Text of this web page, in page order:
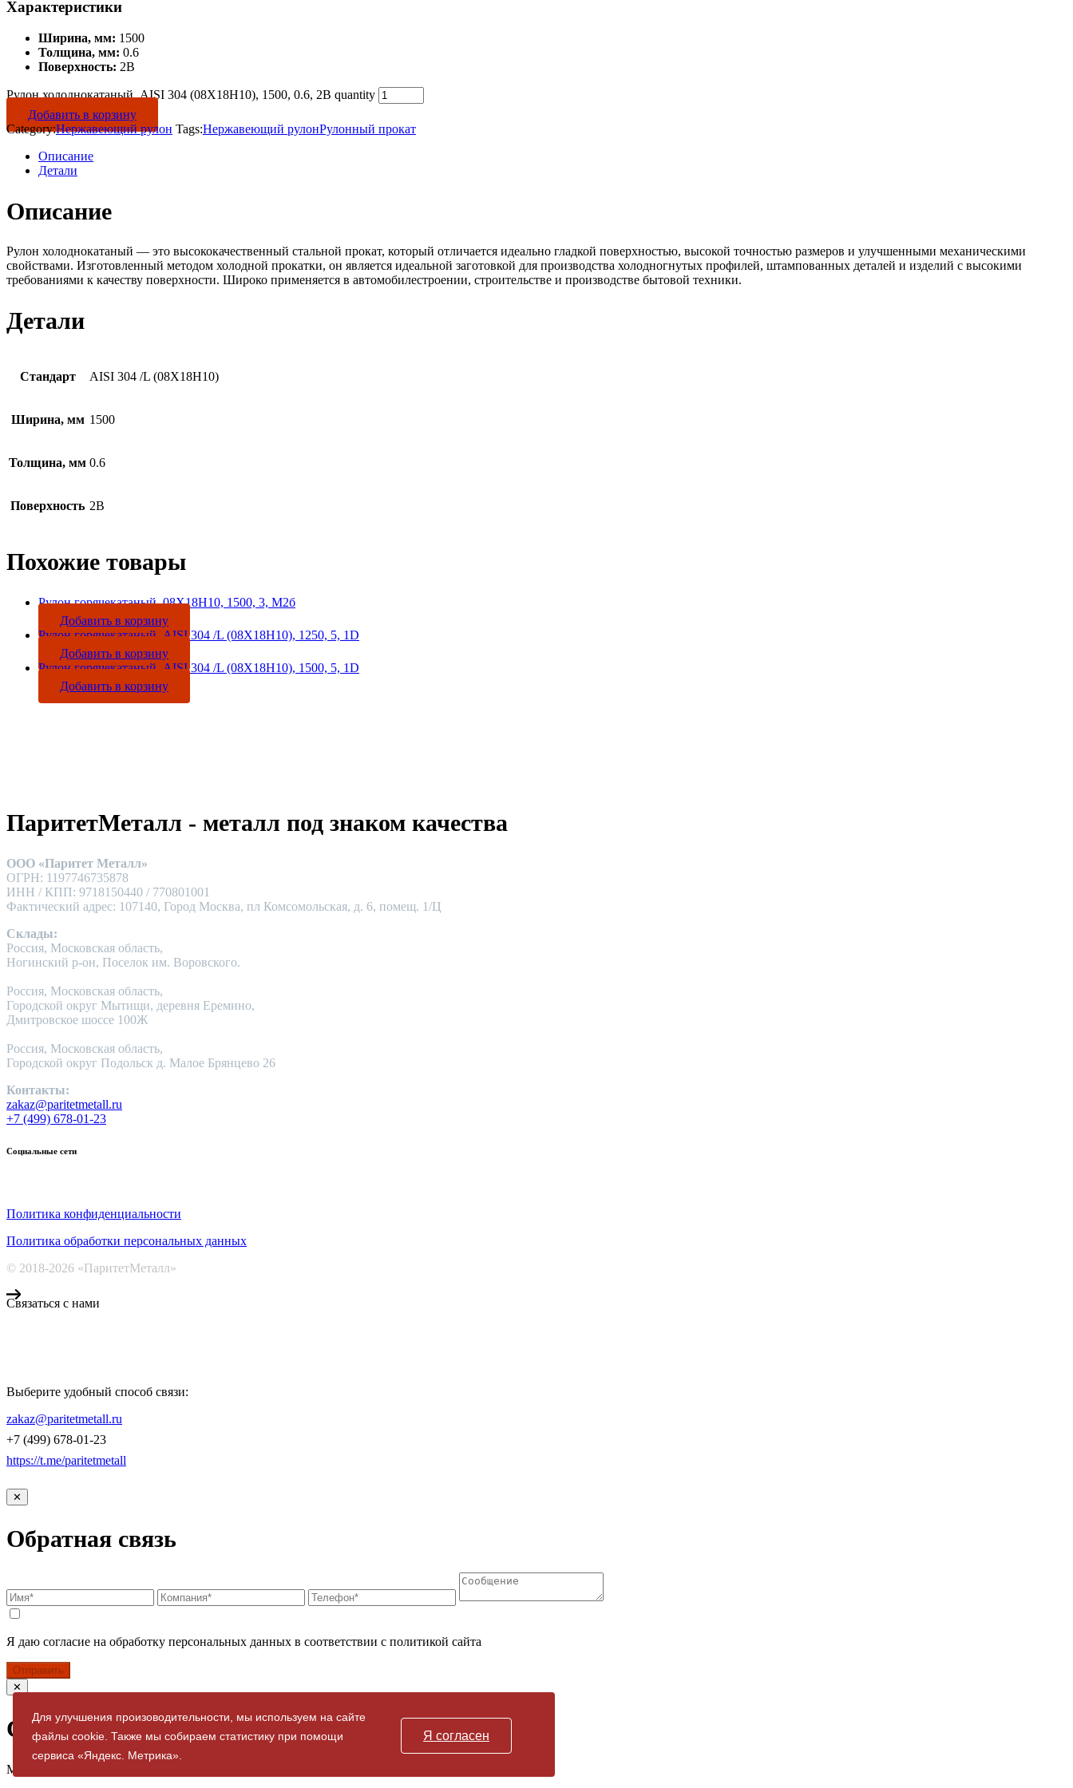
Характеристики
Ширина, мм: 1500
Толщина, мм: 0.6
Поверхность: 2B
Рулон холоднокатаный, AISI 304 (08Х18Н10), 1500, 0.6, 2B quantity
Добавить в корзину
Category:Нержавеющий рулон Tags:Нержавеющий рулонРулонный прокат
Описание
Детали
Описание
Рулон холоднокатаный — это высококачественный стальной прокат, который отличается идеально гладкой поверхностью, высокой точностью размеров и улучшенными механическими
свойствами. Изготовленный методом холодной прокатки, он является идеальной заготовкой для производства холодногнутых профилей, штампованных деталей и изделий с высокими
требованиями к качеству поверхности. Широко применяется в автомобилестроении, строительстве и производстве бытовой техники.
Детали
Стандарт AISI 304 /L (08Х18Н10)
Ширина, мм 1500
Толщина, мм 0.6
Поверхность 2B
Похожие товары
Рулон горячекатаный, 08Х18Н10, 1500, 3, М2б
Добавить в корзину
Рулон горячекатаный, AISI 304 /L (08Х18Н10), 1250, 5, 1D
Добавить в корзину
Рулон горячекатаный, AISI 304 /L (08Х18Н10), 1500, 5, 1D
Добавить в корзину
ПаритетМеталл - металл под знаком качества
ООО «Паритет Металл»
ОГРН: 1197746735878
ИНН / КПП: 9718150440 / 770801001
Фактический адрес: 107140, Город Москва, пл Комсомольская, д. 6, помещ. 1/Ц
Склады:
Россия, Московская область,
Ногинский р-он, Поселок им. Воровского.
Россия, Московская область,
Городской округ Мытищи, деревня Еремино,
Дмитровское шоссе 100Ж
Россия, Московская область,
Городской округ Подольск д. Малое Брянцево 26
Контакты:
zakaz@paritetmetall.ru
+7 (499) 678-01-23
Социальные сети
Политика конфиденциальности
Политика обработки персональных данных
© 2018-2026 «ПаритетМеталл»
Связаться с нами
Выберите удобный способ связи:
zakaz@paritetmetall.ru
+7 (499) 678-01-23
https://t.me/paritetmetall
Для улучшения произоводительности, мы используем на сайте
файлы cookie. Также мы собираем статистику при помощи
сервиса «Яндекс. Метрика».
Я согласен
✕
Обратная связь
Я даю согласие на обработку персональных данных в соответствии с политикой сайта
Отправить
✕
Спасибо за заявку
Мы свяжемся с вами в ближайшее время